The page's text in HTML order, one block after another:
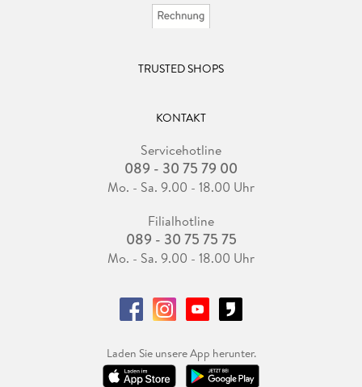
TRUSTED SHOPS
KONTAKT
Servicehotline
089 - 30 75 79 00
Mo. - Sa. 9.00 - 18.00 Uhr
Filialhotline
089 - 30 75 75 75
Mo. - Sa. 9.00 - 18.00 Uhr
Laden Sie unsere App herunter.